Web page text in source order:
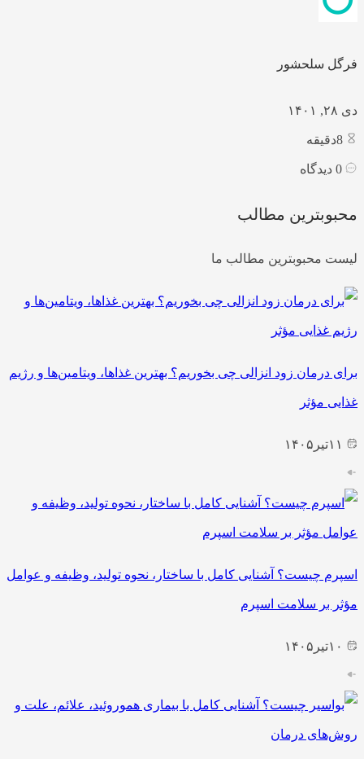
فرگل سلحشور
دی ۲۸, ۱۴۰۱
دقیقه
دیدگاه
محبوبترین مطالب
لیست محبوبترین مطالب ما
برای درمان زود انزالی چی بخوریم؟ بهترین غذاها، ویتامین‌ها و رژیم
غذایی مؤثر
۱۱تیر ۱۴۰۵
اسپرم چیست؟ آشنایی کامل با ساختار، نحوه تولید، وظیفه و عوامل
مؤثر بر سلامت اسپرم
۱۰تیر ۱۴۰۵